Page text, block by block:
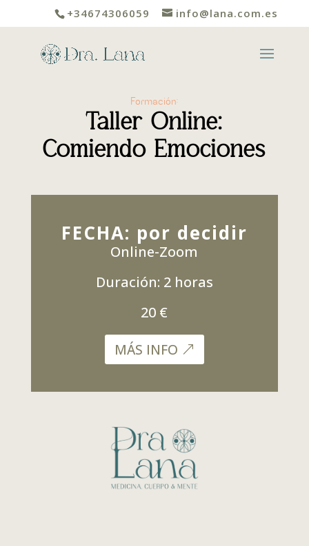
+34674306059 info@lana.com.es
Formación:
Taller Online:
Comiendo Emociones
FECHA: por decidir
Online-Zoom
Duración: 2 horas
20 €
MÁS INFO